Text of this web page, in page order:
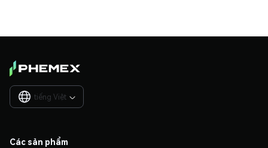
tiếng Việt 
Các sản phẩm